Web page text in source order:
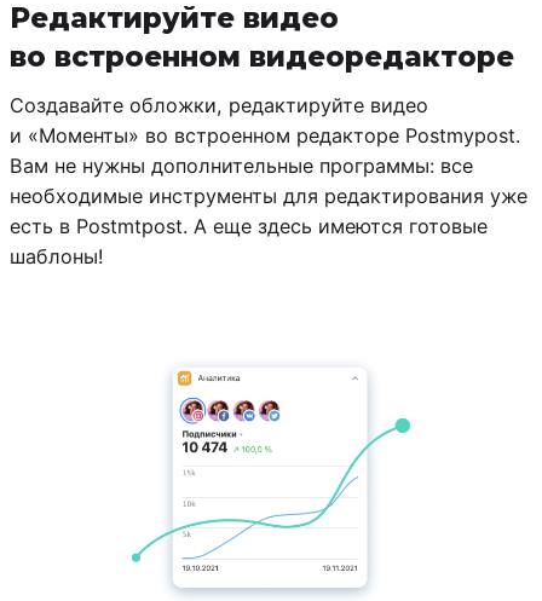
Редактируйте видео
во встроенном видеоредакторе
Создавайте обложки, редактируйте видео
и «Моменты» во встроенном редакторе Postmypost.
Вам не нужны дополнительные программы: все
необходимые инструменты для редактирования уже
есть в Postmtpost. А еще здесь имеются готовые
шаблоны!